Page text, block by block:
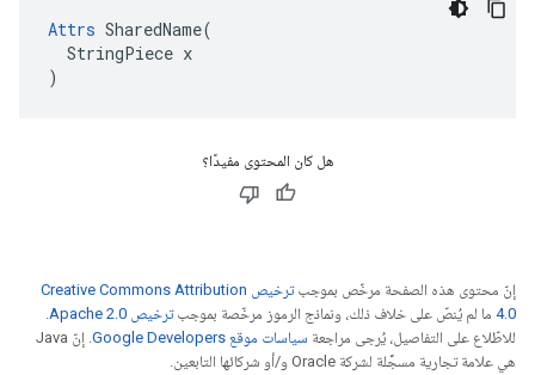
Attrs SharedName(
  StringPiece x
)
هل كان المحتوى مفيدًا؟
إنّ محتوى هذه الصفحة مرخّص بموجب
ترخيص Creative Commons Attribution
4.0‏ ما لم يُنصّ على خلاف ذلك، ونماذج الرموز مرخّصة بموجبترخيص Apache 2.0‏
.
للاطّلاع على التفاصيل، يُرجى مراجعة سياسات موقع Google Developers‏
. إنّ Java
هي علامة تجارية مسجَّلة لشركة Oracle و/أو شركائها التابعين.